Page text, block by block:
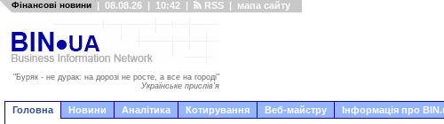
Фінансові новини | 08.08.26 | 10:42 | RSS | мапа сайту
"Буряк - не дурак: на дорозі не росте, а все на городі"
Українське прислів'я
Головна Новини Аналітика Котирування Веб-майстру Інформація про